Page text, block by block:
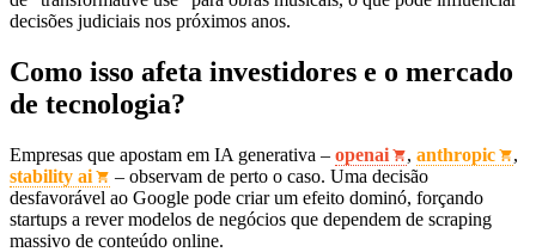
decisões judiciais nos próximos anos.
Como isso afeta investidores e o mercado
de tecnologia?
Empresas que apostam em IA generativa – openai , anthropic
,
stability ai
– observam de perto o caso. Uma decisão
desfavorável ao Google pode criar um efeito dominó, forçando
startups a rever modelos de negócios que dependem de scraping
massivo de conteúdo online.